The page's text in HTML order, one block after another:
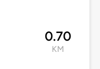
0.70
KM